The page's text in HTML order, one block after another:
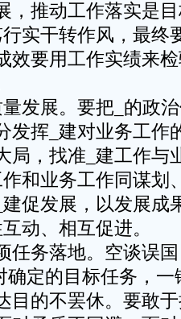
，推动工作落实是
实干转作风，最终
效要用工作实绩来
发展。‌要把_的政
发挥_建对业务工作
局，找准_建工作与
和业务工作同谋划
促发展，以发展成
动、相互促进。
任务落地。‌空谈误
定的目标任务，
目的不罢休。要敢